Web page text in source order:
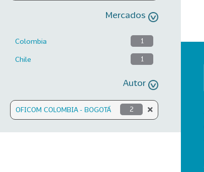
Mercados
Colombia 1
Chile 1
Autor
OFICOM COLOMBIA - BOGOTÁ 2